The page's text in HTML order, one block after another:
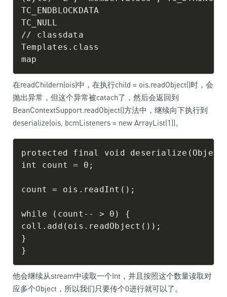
TC_ENDBLOCKDATA
TC_NULL
// classdata
Templates.class
在readChildern(ois)中，在执行child = ois.readObject()时，会
抛出异常，但这个异常被catach了，然后会返回到
BeanContextSupport.readObject()方法中，继续向下执行到
deserialize(ois, bcmListeners = new ArrayList(1))。
protected final void
int count = 0;
count = ois.readInt();
while (count-- > 0) {
coll.add(ois.readObject());
}
他会继续从stream中读取一个Int，并且按照这个数量读取对
应多个Object，所以我们只要传个0进行就可以了。